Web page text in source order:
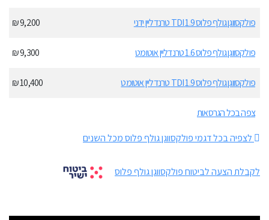
פולקסווגן גולף פלוס 1.9 TDI טרנדליין ידני 9,200 ₪
פולקסווגן גולף פלוס 1.6 טרנדליין אוטומט 9,300 ₪
פולקסווגן גולף פלוס 1.9 TDI טרנדליין אוטומט 10,400 ₪
צפה בכל הגרסאות
לצפיה בכל דגמי פולקסווגן גולף פלוס מכל השנים
לקבלת הצעה לביטוח פולקסווגן גולף פלוס